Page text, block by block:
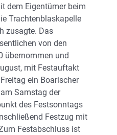
dem Eigentümer beim
Trachtenblaskapelle
zusagte. Das
von den
übernommen und
mit Festauftakt
ein Boarischer
Samstag der
des Festsonntags
Festzug mit
Festabschluss ist